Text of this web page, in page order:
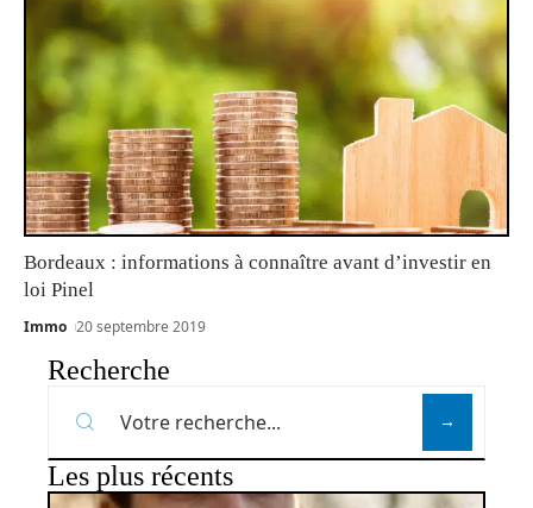
Bordeaux : informations à connaître avant d’investir en
loi Pinel
Immo 20 septembre 2019
Recherche
Les plus récents